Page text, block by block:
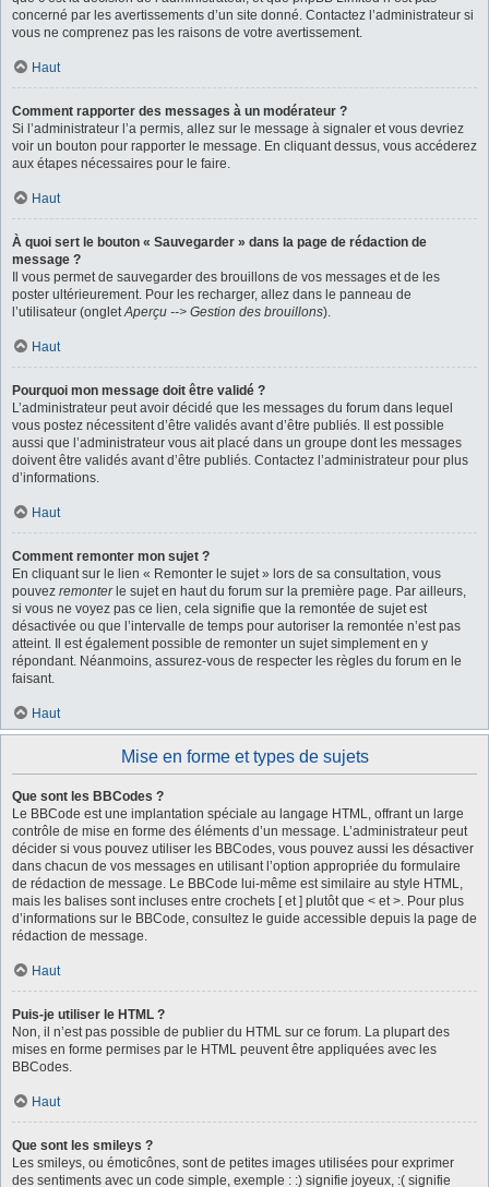
concerné par les avertissements d’un site donné. Contactez l’administrateur si
vous ne comprenez pas les raisons de votre avertissement.
Haut
Comment rapporter des messages à un modérateur ?
Si l’administrateur l’a permis, allez sur le message à signaler et vous devriez
voir un bouton pour rapporter le message. En cliquant dessus, vous accéderez
aux étapes nécessaires pour le faire.
Haut
À quoi sert le bouton « Sauvegarder » dans la page de rédaction de
message ?
Il vous permet de sauvegarder des brouillons de vos messages et de les
poster ultérieurement. Pour les recharger, allez dans le panneau de
l’utilisateur (ongletAperçu --> Gestion des brouillons).
Haut
Pourquoi mon message doit être validé ?
L’administrateur peut avoir décidé que les messages du forum dans lequel
vous postez nécessitent d’être validés avant d’être publiés. Il est possible
aussi que l’administrateur vous ait placé dans un groupe dont les messages
doivent être validés avant d’être publiés. Contactez l’administrateur pour plus
d’informations.
Haut
Comment remonter mon sujet ?
En cliquant sur le lien « Remonter le sujet » lors de sa consultation, vous
pouvez remonterle sujet en haut du forum sur la première page. Par ailleurs,
si vous ne voyez pas ce lien, cela signifie que la remontée de sujet est
désactivée ou que l’intervalle de temps pour autoriser la remontée n’est pas
atteint. Il est également possible de remonter un sujet simplement en y
répondant. Néanmoins, assurez-vous de respecter les règles du forum en le
faisant.
Haut
Mise en forme et types de sujets
Que sont les BBCodes ?
Le BBCode est une implantation spéciale au langage HTML, offrant un large
contrôle de mise en forme des éléments d’un message. L’administrateur peut
décider si vous pouvez utiliser les BBCodes, vous pouvez aussi les désactiver
dans chacun de vos messages en utilisant l’option appropriée du formulaire
de rédaction de message. Le BBCode lui-même est similaire au style HTML,
mais les balises sont incluses entre crochets [ et ] plutôt que < et >. Pour plus
d’informations sur le BBCode, consultez le guide accessible depuis la page de
rédaction de message.
Haut
Puis-je utiliser le HTML ?
Non, il n’est pas possible de publier du HTML sur ce forum. La plupart des
mises en forme permises par le HTML peuvent être appliquées avec les
BBCodes.
Haut
Que sont les smileys ?
Les smileys, ou émoticônes, sont de petites images utilisées pour exprimer
des sentiments avec un code simple, exemple : :) signifie joyeux, :( signifie